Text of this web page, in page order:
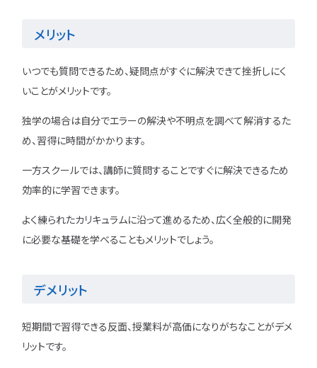
メリット
いつでも質問できるため、疑問点がすぐに解決できて挫折しにく
いことがメリットです。
独学の場合は自分でエラーの解決や不明点を調べて解消するた
め、習得に時間がかかります。
一方スクールでは、講師に質問することですぐに解決できるため
効率的に学習できます。
よく練られたカリキュラムに沿って進めるため、広く全般的に開発
に必要な基礎を学べることもメリットでしょう。
デメリット
短期間で習得できる反面、授業料が高価になりがちなことがデメ
リットです。